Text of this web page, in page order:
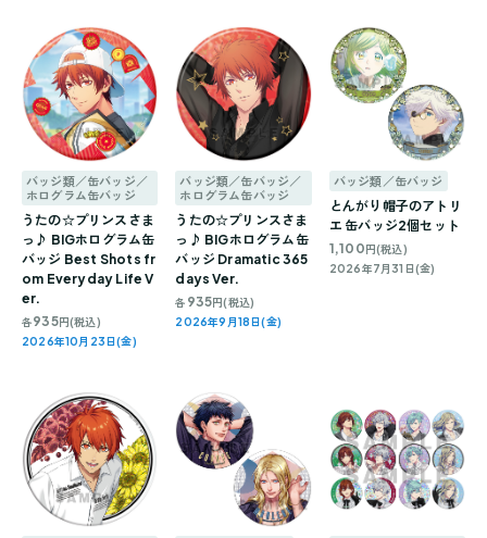
バッジ類／缶バッジ／
ホログラム缶バッジ
うたの☆プリンスさま
っ♪ BIGホログラム缶
バッジ Best Shots fr
om Everyday Life V
er.
各935円(税込)
2026年10月23日(金)
バッジ類／缶バッジ／
ホログラム缶バッジ
うたの☆プリンスさま
っ♪ BIGホログラム缶
バッジ Dramatic 365
days Ver.
各 935円(税込)
2026年9月18日(金)
バッジ類／缶バッジ
とんがり帽子のアトリ
エ 缶バッジ2個セット
1,100円(税込)
2026年7月31日(金)